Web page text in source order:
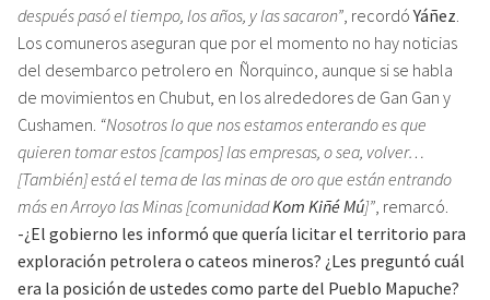
después pasó el tiempo, los años, y las sacaron” , recordóYáñez
Los comuneros aseguran que por el momento no hay noticias
del desembarco petrolero en Ñorquinco, aunque si se habla
de movimientos en Chubut, en los alrededores de Gan Gan y
Cushamen. “Nosotros lo que nos estamos enterando es que
quieren tomar estos [campos] las empresas, o sea, volver…
[También] está el tema de las minas de oro que están entrando
más en Arroyo las Minas [comunidadKom Kiñé Mú]” , remarcó.
-¿El gobierno les informó que quería licitar el territorio para
exploración petrolera o cateos mineros? ¿Les preguntó cuál
era la posición de ustedes como parte del Pueblo Mapuche?